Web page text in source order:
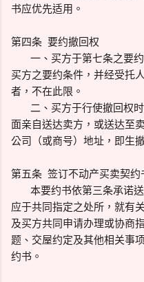
书应优先适用。
第四条 要约撤回权
一、买方于第七条之要约
买方之要约条件，并经受托
者，不在此限。
二、买方于行使撤回权时
面亲自送达卖方，或送达至
公司（或商号）地址，即生
第五条 签订不动产买卖契约
本要约书依第三条承诺送
应于共同指定之处所，就有
及买方共同申请办理或协商
题、交屋约定及其他相关事
约书。